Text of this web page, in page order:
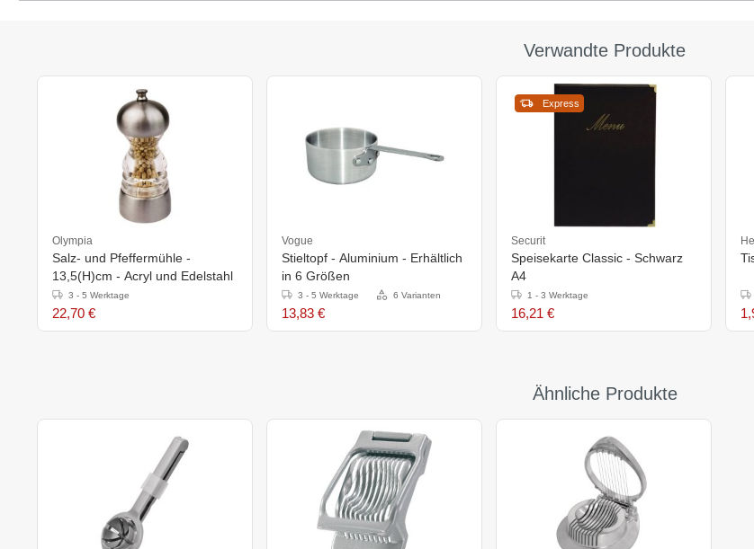
Verwandte Produkte
Olympia
Salz- und Pfeffermühle -
13,5(H)cm - Acryl und Edelstahl
3 - 5 Werktage
22,70 €
Vogue
Stieltopf - Aluminium - Erhältlich
in 6 Größen
3 - 5 Werktage 6 Varianten
13,83 €
Express
Securit
Speisekarte Classic - Schwarz
A4
1 - 3 Werktage
16,21 €
Ähnliche Produkte